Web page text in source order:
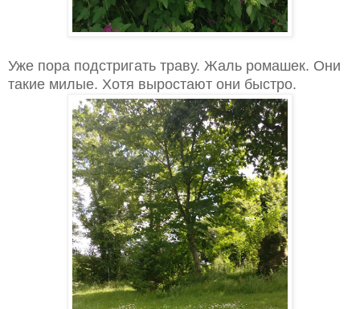
Уже пора подстригать траву. Жаль ромашек. Они
такие милые. Хотя выростают они быстро.